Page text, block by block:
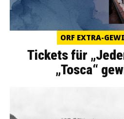
ORF EXTRA-
Tickets für
„Tosca“